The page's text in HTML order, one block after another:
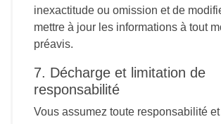
inexactitude ou omission et de
mettre à jour les informations à tout
préavis.
7. Décharge et limitation de
responsabilité
Vous assumez toute responsabilité